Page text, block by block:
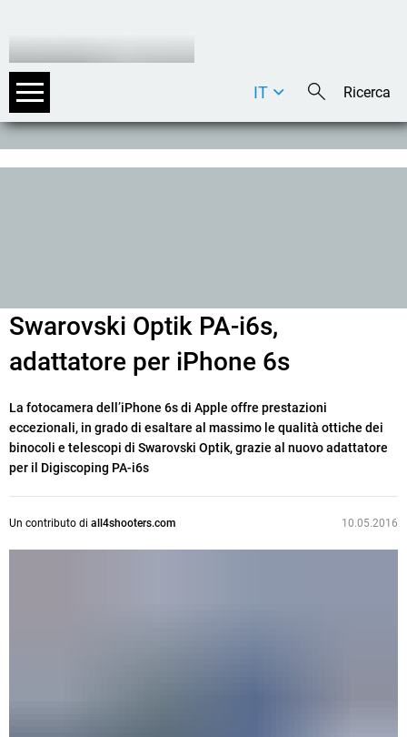
DE
IT
Swarovski Optik PA-i6s,
adattatore per iPhone 6s
La fotocamera dell’iPhone 6s di Apple offre prestazioni
eccezionali, in grado di esaltare al massimo le qualità ottiche dei
binocoli e telescopi di Swarovski Optik, grazie al nuovo adattatore
per il Digiscoping PA-i6s
Un contributo di all4shooters.com 10.05.2016